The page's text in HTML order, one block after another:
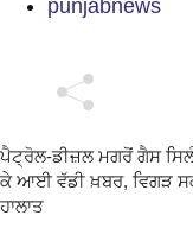
punjabnews
ਪੈਟ੍ਰੋਲ-ਡੀਜ਼ਲ ਮਗਰੋਂ ਗੈਸ
ਕੇ ਆਈ ਵੱਡੀ ਖ਼ਬਰ, ਵਿਗੜ
ਹਾਲਾਤ